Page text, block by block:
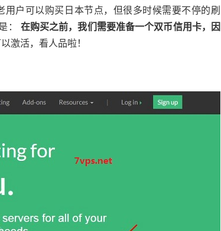
户可以购买日本节点，但很多时候需要不停的刷
： 在购买之前，我们需要准备一个双币信用卡，因
激活，看人品啦！